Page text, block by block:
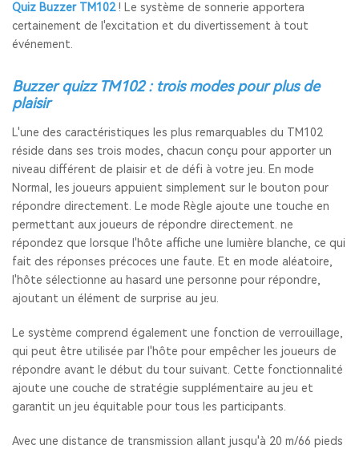
Quiz Buzzer TM102! Le système de sonnerie apportera
certainement de l'excitation et du divertissement à tout
événement.
Buzzer quizz TM102 : trois modes pour plus de
plaisir
L'une des caractéristiques les plus remarquables du TM102
réside dans ses trois modes, chacun conçu pour apporter un
niveau différent de plaisir et de défi à votre jeu. En mode
Normal, les joueurs appuient simplement sur le bouton pour
répondre directement. Le mode Règle ajoute une touche en
permettant aux joueurs de répondre directement. ne
répondez que lorsque l'hôte affiche une lumière blanche, ce qui
fait des réponses précoces une faute. Et en mode aléatoire,
l'hôte sélectionne au hasard une personne pour répondre,
ajoutant un élément de surprise au jeu.
Le système comprend également une fonction de verrouillage,
qui peut être utilisée par l'hôte pour empêcher les joueurs de
répondre avant le début du tour suivant. Cette fonctionnalité
ajoute une couche de stratégie supplémentaire au jeu et
garantit un jeu équitable pour tous les participants.
Avec une distance de transmission allant jusqu'à 20 m/66 pieds